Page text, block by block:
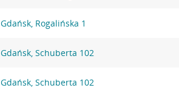
Gdańsk, Rogalińska 1
Gdańsk, Schuberta 102
Gdańsk, Schuberta 102